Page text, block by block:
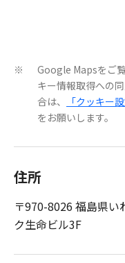
※
Google Mapsをご
キー情報取得への
合は、
「クッキー設
をお願いします。
住所
〒970-8026 福島県
ク生命ビル3F